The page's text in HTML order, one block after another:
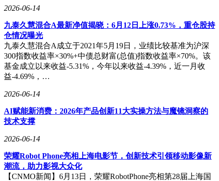
2026-06-14
九泰久慧混合A最新净值揭晓：6月12日上涨0.73%，重仓股持
仓情况曝光
九泰久慧混合A成立于2021年5月19日，业绩比较基准为沪深
300指数收益率×30%+中债总财富(总值)指数收益率×70%。该
基金成立以来收益-5.31%，今年以来收益-4.39%，近一月收
益-4.69%，…
2026-06-14
AI赋能新消费：2026年产品创新11大实操方法与魔镜洞察的
技术支撑
2026-06-14
荣耀Robot Phone亮相上海电影节，创新技术引领移动影像新
潮流，助力影视大众化
【CNMO新闻】6月13日，荣耀RobotPhone亮相第28届上海国